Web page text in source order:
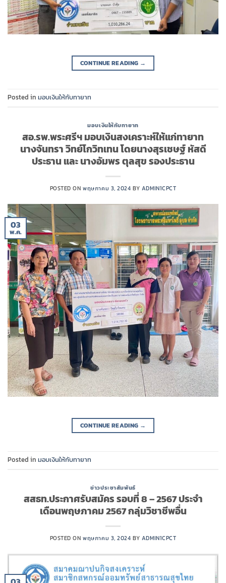
CONTINUE READING →
Posted in มอบเงินให้กับทายาท
มอบเงินให้กับทายาท
สอ.รพ.พระศรีฯ มอบเงินสงเคราะห์ให้แก่ทายาท
นางจันทรา วิทย์โกวิทเทน โดยนางสุรเชษฐ์ หัสดี
ประธาน และ นางอัมพร ตุลสุข รองประธาน
POSTED ONพฤษภาคม 3, 2024 BY ADMIN1CPCT
03
พ.ค.
CONTINUE READING →
Posted in มอบเงินให้กับทายาท
ข่าวประชาสัมพันธ์
สสธท.ประกาศรับสมัคร รอบที่ 8 – 2567 ประจำ
เดือนพฤษภาคม 2567 กลุ่มวิชาชีพอื่น
POSTED ONพฤษภาคม 3, 2024 BY ADMIN1CPCT